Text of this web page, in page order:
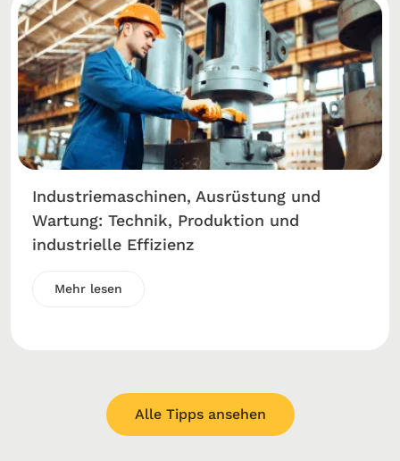
Industriemaschinen, Ausrüstung und
Wartung: Technik, Produktion und
industrielle Effizienz
Mehr lesen
Alle Tipps ansehen